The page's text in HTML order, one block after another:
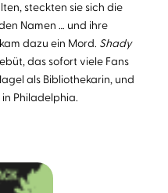
steckten sie sich die
Namen … und ihre
dazu ein Mord. Shady
das sofort viele Fans
als Bibliothekarin, und
Philadelphia.